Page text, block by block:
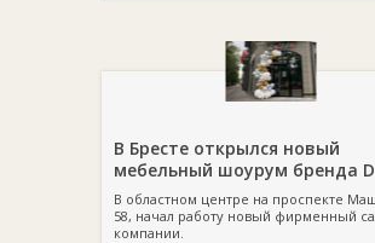
В Бресте открылся новый
мебельный шоурум бренда
В областном центре на проспекте
58, начал работу новый фирменный
компании.